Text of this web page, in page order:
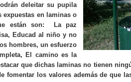
deleitar su pupila
expuestas en laminas o
están son: La paz
Educad al niño y no
hombres, un esfuerzo
El camino es la
que dichas laminas no tienen
fomentar los valores además de que